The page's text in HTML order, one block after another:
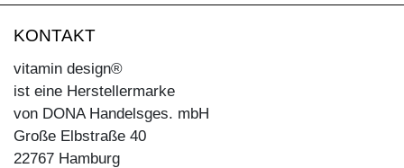
KONTAKT
vitamin design®
ist eine Herstellermarke
von DONA Handelsges. mbH
Große Elbstraße 40
22767 Hamburg